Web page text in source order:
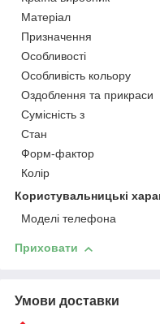
Матеріал
Призначення
Особливості
Особливість кольору
Оздоблення та прикраси
Сумісність з
Стан
Форм-фактор
Колір
Користувальницькі
Моделі телефона
Приховати
Умови доставки